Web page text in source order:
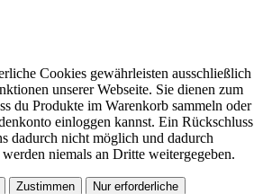
Cookies gewährleisten ausschließlich
unserer Webseite. Sie dienen zum
du Produkte im Warenkorb sammeln oder
einloggen kannst. Ein Rückschluss
dadurch nicht möglich und dadurch
niemals an Dritte weitergegeben.
Zustimmen Nur erforderliche